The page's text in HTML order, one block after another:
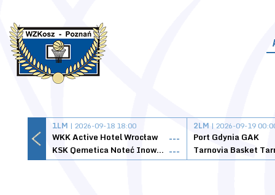
1LM | 2026-09-18 18:00
WKK Active Hotel Wrocław
---
KSK Qemetica Noteć Inowrocław ---
2LM | 2026-09-19
Port Gdynia GAK